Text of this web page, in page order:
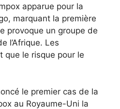
apparue pour la
marquant la première
provoque un groupe de
l’Afrique. Les
que le risque pour le
le premier cas de la
au Royaume-Uni la